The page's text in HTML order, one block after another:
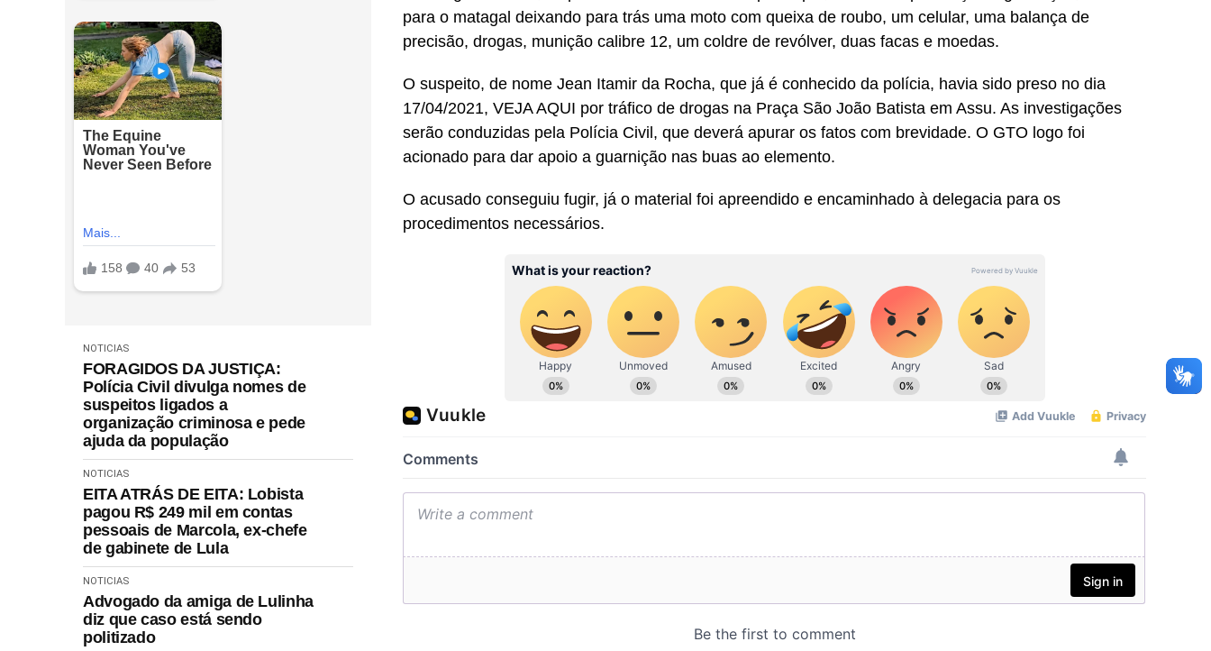
NOTICIAS
FORAGIDOS DA JUSTIÇA:
Polícia Civil divulga nomes de
suspeitos ligados a
organização criminosa e pede
ajuda da população
NOTICIAS
EITA ATRÁS DE EITA: Lobista
pagou R$ 249 mil em contas
pessoais de Marcola, ex-chefe
de gabinete de Lula
NOTICIAS
Advogado da amiga de Lulinha
diz que caso está sendo
politizado
para o matagal deixando para trás uma moto com queixa de roubo, um celular, uma balança de
precisão, drogas, munição calibre 12, um coldre de revólver, duas facas e moedas.
O suspeito, de nome Jean Itamir da Rocha, que já é conhecido da polícia, havia sido preso no dia
17/04/2021, VEJA AQUI por tráfico de drogas na Praça São João Batista em Assu. As investigações
serão conduzidas pela Polícia Civil, que deverá apurar os fatos com brevidade. O GTO logo foi
acionado para dar apoio a guarnição nas buas ao elemento.
O acusado conseguiu fugir, já o material foi apreendido e encaminhado à delegacia para os
procedimentos necessários.